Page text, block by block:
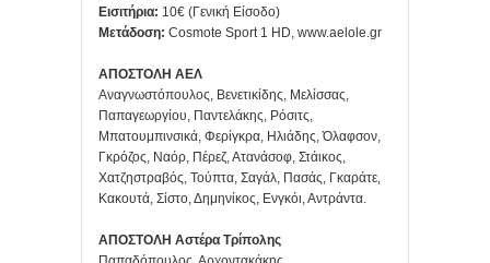
Εισιτήρια: 10€ (Γενική Είσοδο)
Μετάδοση: Cosmote Sport 1 HD, www.aelole.gr
ΑΠΟΣΤΟΛΗ ΑΕΛ
Aναγνωστόπουλος, Βενετικίδης, Μελίσσας,
Παπαγεωργίου, Παντελάκης, Ρόσιτς,
Μπατουμπινσικά, Φερίγκρα, Ηλιάδης, Όλαφσον,
Γκρόζος, Ναόρ, Πέρεζ, Ατανάσοφ, Στάικος,
Χατζηστραβός, Τούπτα, Σαγάλ, Πασάς, Γκαράτε,
Κακουτά, Σίστο, Δημηνίκος, Ενγκόι, Αντράντα.
ΑΠΟΣΤΟΛΗ Αστέρα Τρίπολης